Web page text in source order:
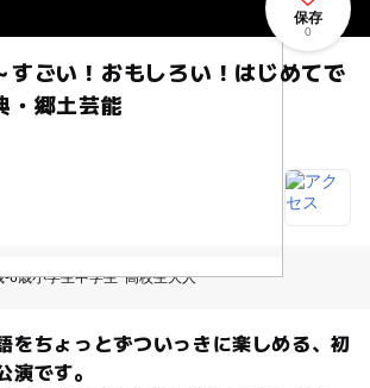
すごい！おもしろい！はじめてで
・郷土芸能
保存
0
-6歳小学生中学生･高校生大人
をちょっとずついっきに楽しめる、初
演です。